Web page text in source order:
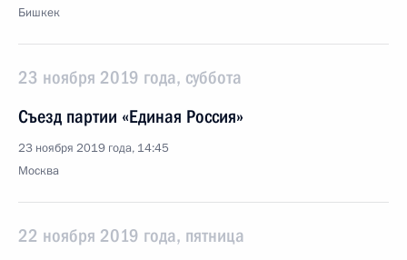
Бишкек
23 ноября 2019 года, суббота
Съезд партии «Единая Россия»
23 ноября 2019 года, 14:45
Москва
22 ноября 2019 года, пятница